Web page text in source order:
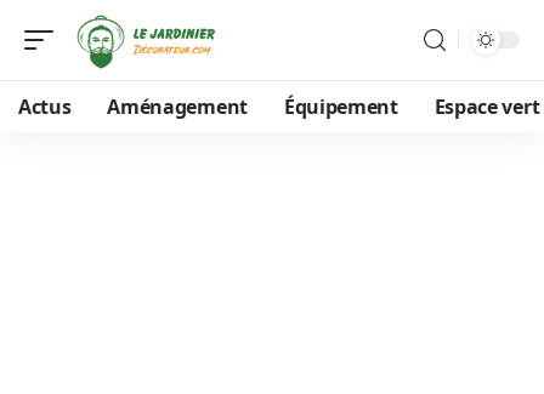
Actus Aménagement Équipement Espace vert